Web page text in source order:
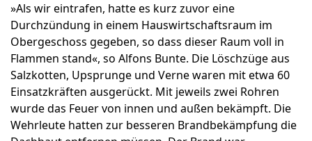
»Als wir eintrafen, hatte es kurz zuvor eine
Durchzündung in einem Hauswirtschaftsraum im
Obergeschoss gegeben, so dass dieser Raum voll in
Flammen stand«, so Alfons Bunte. Die Löschzüge aus
Salzkotten, Upsprunge und Verne waren mit etwa 60
Einsatzkräften ausgerückt. Mit jeweils zwei Rohren
wurde das Feuer von innen und außen bekämpft. Die
Wehrleute hatten zur besseren Brandbekämpfung die